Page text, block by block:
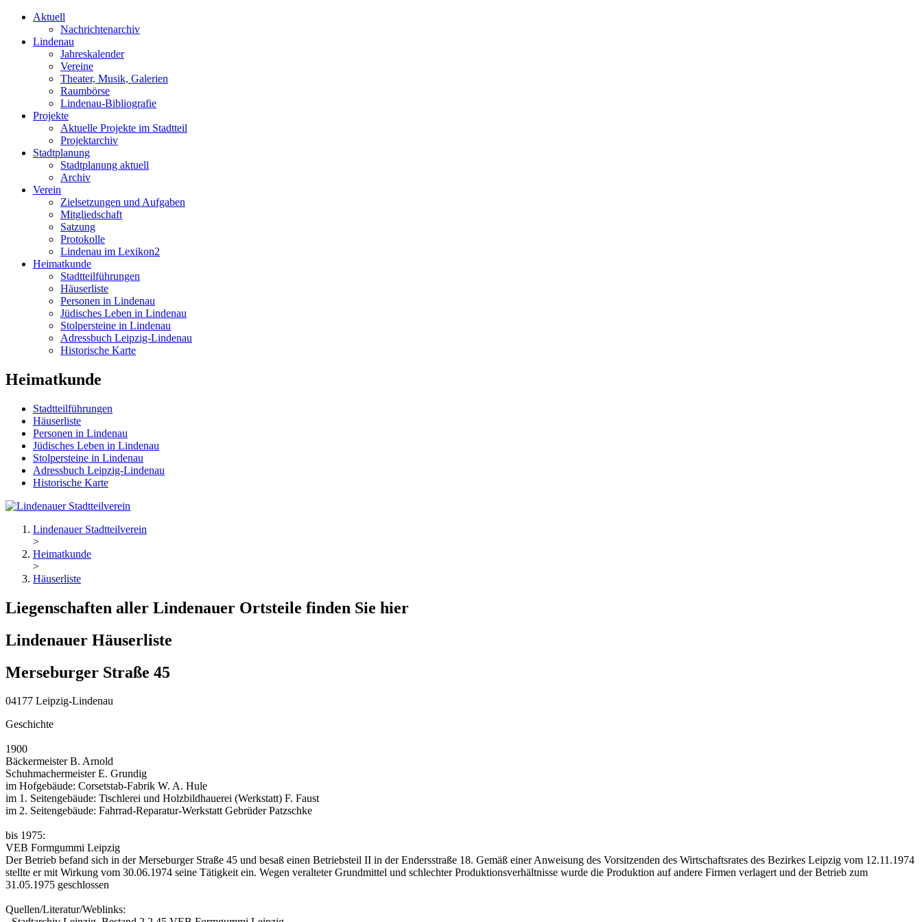
Aktuell
Nachrichtenarchiv
Lindenau
Jahreskalender
Vereine
Theater, Musik, Galerien
Raumbörse
Lindenau-Bibliografie
Projekte
Aktuelle Projekte im Stadtteil
Projektarchiv
Stadtplanung
Stadtplanung aktuell
Archiv
Verein
Zielsetzungen und Aufgaben
Mitgliedschaft
Satzung
Protokolle
Lindenau im Lexikon2
Heimatkunde
Stadtteilführungen
Häuserliste
Personen in Lindenau
Jüdisches Leben in Lindenau
Stolpersteine in Lindenau
Adressbuch Leipzig-Lindenau
Historische Karte
Heimatkunde
Stadtteilführungen
Häuserliste
Personen in Lindenau
Jüdisches Leben in Lindenau
Stolpersteine in Lindenau
Adressbuch Leipzig-Lindenau
Historische Karte
Lindenauer Stadtteilverein
>
Heimatkunde
>
Häuserliste
Liegenschaften aller Lindenauer Ortsteile finden Sie hier
Lindenauer Häuserliste
Merseburger Straße 45
04177 Leipzig-Lindenau
Geschichte
1900
Bäckermeister B. Arnold
Schuhmachermeister E. Grundig
im Hofgebäude: Corsetstab-Fabrik W. A. Hule
im 1. Seitengebäude: Tischlerei und Holzbildhauerei (Werkstatt) F. Faust
im 2. Seitengebäude: Fahrrad-Reparatur-Werkstatt Gebrüder Patzschke
bis 1975:
VEB Formgummi Leipzig
Der Betrieb befand sich in der Merseburger Straße 45 und besaß einen Betriebsteil II in der Endersstraße 18. Gemäß einer Anweisung des Vorsitzenden des Wirtschaftsrates des Bezirkes Leipzig vom 12.11.1974
stellte er mit Wirkung vom 30.06.1974 seine Tätigkeit ein. Wegen veralteter Grundmittel und schlechter Produktionsverhältnisse wurde die Produktion auf andere Firmen verlagert und der Betrieb zum
31.05.1975 geschlossen
Quellen/Literatur/Weblinks: